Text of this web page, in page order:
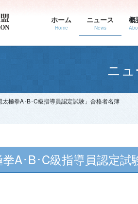
ホーム
Home
ニュース
News
概
ニ
太極拳A･B･C級指導員認定試験」合格者名簿
拳A･B･C級指導員認定